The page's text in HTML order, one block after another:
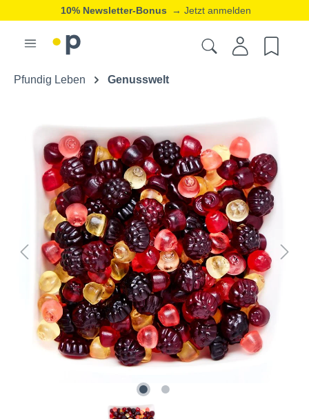
10% Newsletter-Bonus → Jetzt anmelden
Pfundig Leben Genusswelt